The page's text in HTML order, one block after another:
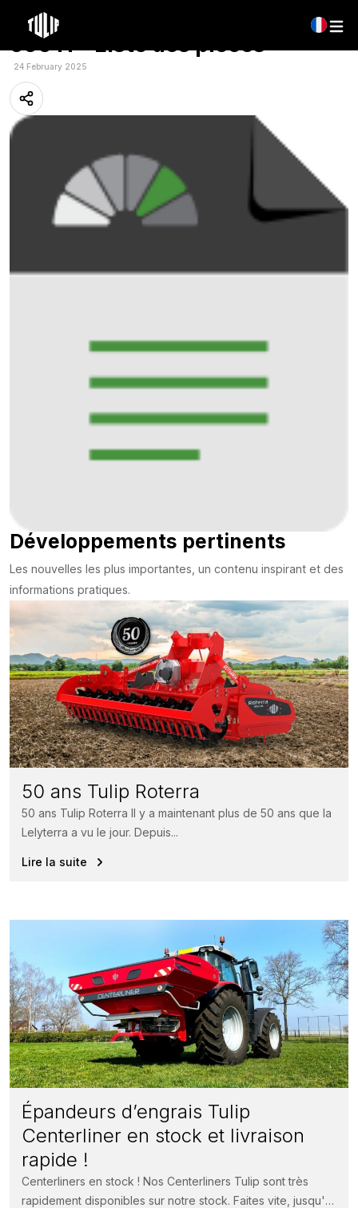
Multilingue: Tulip – Multidisc
600 H – Liste des pieces
24 February 2025
Développements pertinents
Les nouvelles les plus importantes, un contenu inspirant et des
informations pratiques.
50 ans Tulip Roterra
50 ans Tulip Roterra Il y a maintenant plus de 50 ans que la
Lelyterra a vu le jour. Depuis...
Lire la suite
Épandeurs d’engrais Tulip
Centerliner en stock et livraison
rapide !
Centerliners en stock ! Nos Centerliners Tulip sont très
rapidement disponibles sur notre stock. Faites vite, jusqu'à